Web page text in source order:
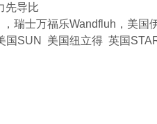
先导比
瑞士万福乐Wandfluh，美国
国SUN 美国纽立得 英国